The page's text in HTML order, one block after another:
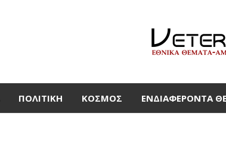
ΠΟΛΙΤΙΚΉ ΚΌΣΜΟΣ ΕΝΔΙΑΦΈΡΟΝΤΑ